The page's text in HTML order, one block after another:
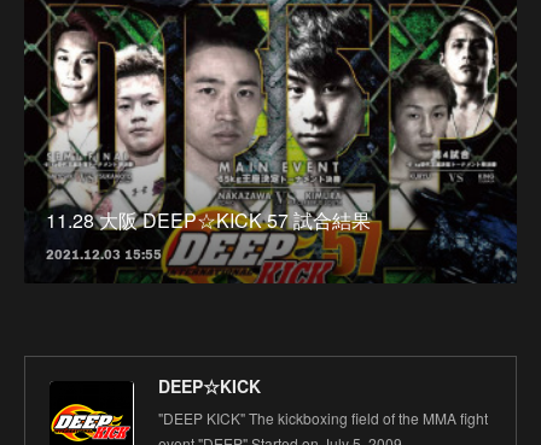
11.28 大阪 DEEP☆KICK 57 試合結果
2021.12.03 15:55
DEEP☆KICK
"DEEP KICK" The kickboxing field of the MMA fight